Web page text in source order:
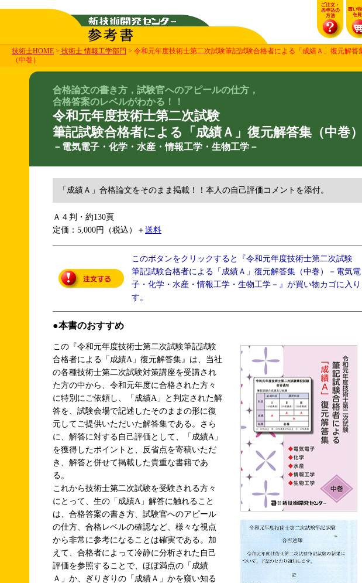
技術士HOME > 技術士 情報工学部門 > 令和元年度技術士第二次試験筆記試験合格者による「成績Ａ」復元解答
（中巻）
合格論文の書き方，試験官へのアピールの仕方，
合格答案のレベルがわかる！！
令和元年度技術士第二次試験
筆記試験合格者による「成績Ａ」復元解答集（中巻）
－電気電子・化学・水産・情報工学・生物工学－
「成績Ａ」合格論文をそのまま掲載！！本人の自己評価コメントを添付。
Ａ４判・約130頁
定価：5,000円（税込）＋ 送料
このボタンをクリックすると『令和元年度技術士第二次試験
筆記試験合格者による「成績Ａ」復元解答集（中巻）－電気電
子・化学・水産・情報工学・生物工学－』が買い物カゴに入り
す。
●本書のおすすめ
この『令和元年度技術士第二次試験筆記試験
合格者による「成績A」復元解答集』は、当社
の各種技術士第二次試験対策講座を受講され
た方の中から、令和元年度に合格された方々
に特別にご依頼し、「成績A」と判定された解
答を、試験会場で記述したそのままの形に復
元してご提供いただいた解答集である。さら
に、解答に対する自己評価として、「成績A」
を獲得したポイントと、反省点を寄稿いただ
き、解答と併せて掲載した貴重な書籍であ
る。
これから技術士第二次試験を受験される方々
にとって、生の「成績A」解答に触れること
は、合格答案の書き方、試験官へのアピール
の仕方、合格レベルの確認など、様々な視点
から非常に参考になることは確実である。加
えて、合格者によって冷静に分析された自己
評価を参照することで、ほぼ満点の「成績
Ａ」か、ぎりぎりの「成績Ａ」かを窺い知る